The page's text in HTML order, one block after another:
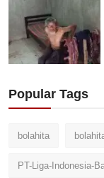
Popular Tags
bolahita
PT-Liga-Indonesia-